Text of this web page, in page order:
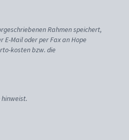
Rahmen speichert,
Mail oder per Fax an Hope
kosten bzw. die